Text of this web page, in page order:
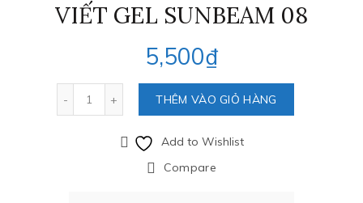
VIẾT GEL SUNBEAM 08
5,500₫
Số lượng
THÊM VÀO GIỎ HÀNG
Add to Wishlist
Compare